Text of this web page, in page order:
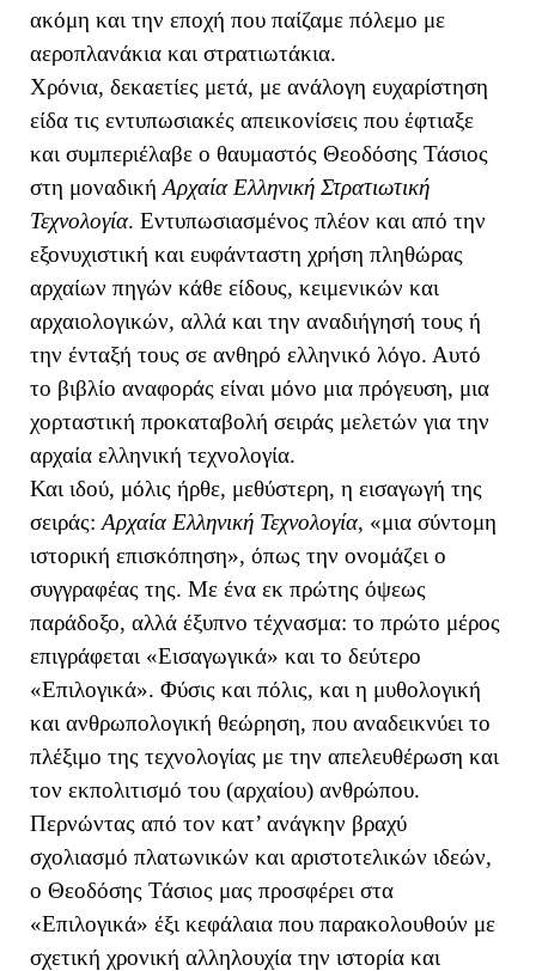
ακόμη και την εποχή που παίζαμε πόλεμο με
αεροπλανάκια και στρατιωτάκια.
Χρόνια, δεκαετίες μετά, με ανάλογη ευχαρίστηση
είδα τις εντυπωσιακές απεικονίσεις που έφτιαξε
και συμπεριέλαβε ο θαυμαστός Θεοδόσης Τάσιος
στη μοναδική Αρχαία Ελληνική Στρατιωτική
Τεχνολογία. Εντυπωσιασμένος πλέον και από την
εξονυχιστική και ευφάνταστη χρήση πληθώρας
αρχαίων πηγών κάθε είδους, κειμενικών και
αρχαιολογικών, αλλά και την αναδιήγησή τους ή
την ένταξή τους σε ανθηρό ελληνικό λόγο. Αυτό
το βιβλίο αναφοράς είναι μόνο μια πρόγευση, μια
χορταστική προκαταβολή σειράς μελετών για την
αρχαία ελληνική τεχνολογία.
Και ιδού, μόλις ήρθε, μεθύστερη, η εισαγωγή της
σειράς: Αρχαία Ελληνική Τεχνολογία, «μια σύντομη
ιστορική επισκόπηση», όπως την ονομάζει ο
συγγραφέας της. Με ένα εκ πρώτης όψεως
παράδοξο, αλλά έξυπνο τέχνασμα: το πρώτο μέρος
επιγράφεται «Εισαγωγικά» και το δεύτερο
«Επιλογικά». Φύσις και πόλις, και η μυθολογική
και ανθρωπολογική θεώρηση, που αναδεικνύει το
πλέξιμο της τεχνολογίας με την απελευθέρωση και
τον εκπολιτισμό του (αρχαίου) ανθρώπου.
Περνώντας από τον κατ’ ανάγκην βραχύ
σχολιασμό πλατωνικών και αριστοτελικών ιδεών,
ο Θεοδόσης Τάσιος μας προσφέρει στα
«Επιλογικά» έξι κεφάλαια που παρακολουθούν με
σχετική χρονική αλληλουχία την ιστορία και